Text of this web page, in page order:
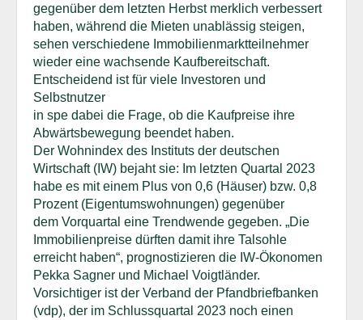
gegenüber dem letzten Herbst merklich verbessert
haben, während die Mieten unablässig steigen,
sehen verschiedene Immobilienmarktteilnehmer
wieder eine wachsende Kaufbereitschaft.
Entscheidend ist für viele Investoren und
Selbstnutzer
in spe dabei die Frage, ob die Kaufpreise ihre
Abwärtsbewegung beendet haben.
Der Wohnindex des Instituts der deutschen
Wirtschaft (IW) bejaht sie: Im letzten Quartal 2023
habe es mit einem Plus von 0,6 (Häuser) bzw. 0,8
Prozent (Eigentumswohnungen) gegenüber
dem Vorquartal eine Trendwende gegeben. „Die
Immobilienpreise dürften damit ihre Talsohle
erreicht haben“, prognostizieren die IW-Ökonomen
Pekka Sagner und Michael Voigtländer.
Vorsichtiger ist der Verband der Pfandbriefbanken
(vdp), der im Schlussquartal 2023 noch einen